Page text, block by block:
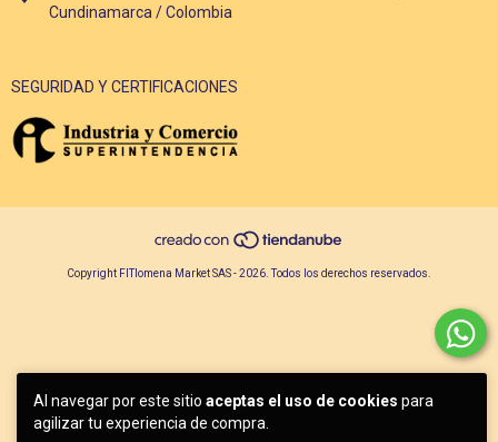
Al navegar por este sitio aceptas el uso de cookies para
agilizar tu experiencia de compra.
Cundinamarca / Colombia
SEGURIDAD Y CERTIFICACIONES
Copyright FITlomena Market SAS - 2026. Todos los derechos reservados.